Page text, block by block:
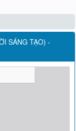
SÁNG TẠO) -